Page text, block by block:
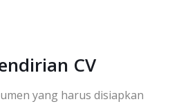
CV
yang harus disiapkan